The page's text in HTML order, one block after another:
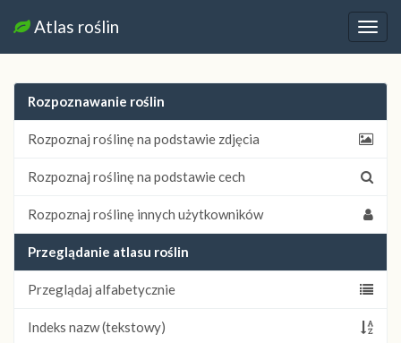
Atlas roślin
Rozpoznawanie roślin
Rozpoznaj roślinę na podstawie zdjęcia
Rozpoznaj roślinę na podstawie cech
Rozpoznaj roślinę innych użytkowników
Przeglądanie atlasu roślin
Przeglądaj alfabetycznie
Indeks nazw (tekstowy)